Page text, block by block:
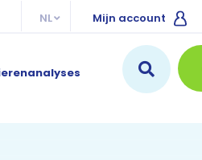
NL Mijn account